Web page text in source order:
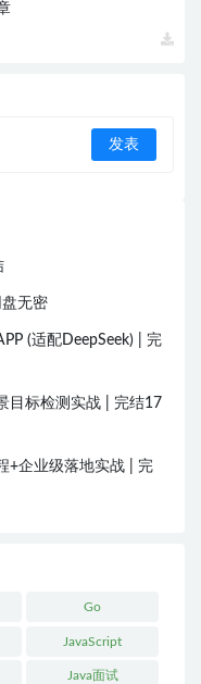
无密
(适配DeepSeek) | 完
目标检测实战 | 完结17
+企业级落地实战 | 完
Go
JavaScript
Java面试